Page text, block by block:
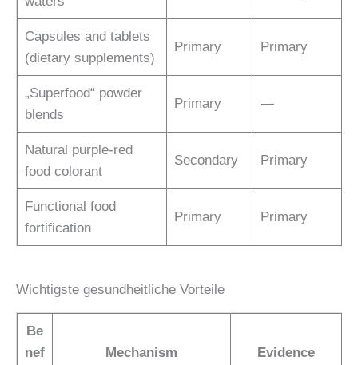
Capsules and tablets
(dietary supplements)
Primary Primary
„Superfood“ powder
blends
Primary —
Natural purple-red
food colorant
Secondary Primary
Functional food
fortification
Primary Primary
Wichtigste gesundheitliche Vorteile
Be
nef
Mechanism Evidence